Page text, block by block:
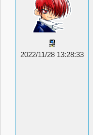
2022/11/28 13:28:33